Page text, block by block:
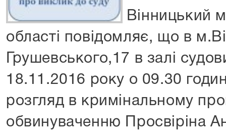
Вінницький
області повідомляє, що в
Грушевського,17 в залі
18.11.2016 року о 09.30
розгляд в кримінальному
обвинуваченню Просвіріна